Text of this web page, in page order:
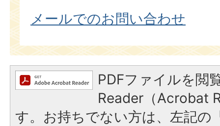
メールでのお問い合わせ
PDFファイルを閲
Reader（Acrobat
す。お持ちでない方は、左記の